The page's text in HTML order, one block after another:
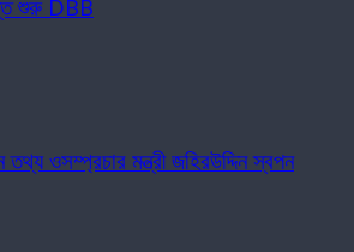
শুরু DBB
ওসম্প্রচার মন্ত্রী জহিরউদ্দিন স্বপন